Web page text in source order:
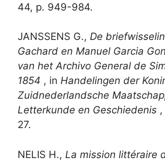
44, p. 949-984.
JANSSENS G., De
Gachard en Manuel Garcia
van het Archivo General de
1854 , in Handelingen der
Zuidnederlandsche
Letterkunde en Geschiedenis
27.
NELIS H., La mission littéraire